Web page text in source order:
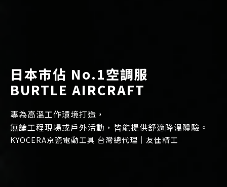
日本市佔 No.1空調服
BURTLE AIRCRAFT
專為高溫工作環境打造，
無論工程現場或戶外活動，皆能提供舒適降溫體驗。
KYOCERA京瓷電動工具 台灣總代理｜友佳精工